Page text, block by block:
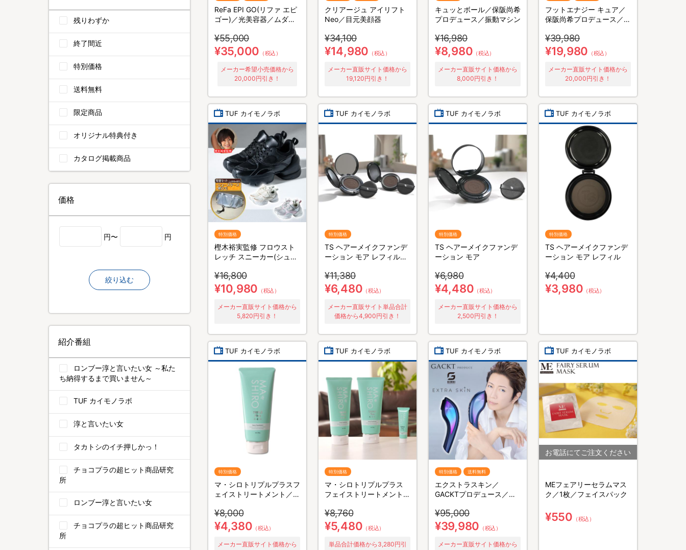
ReFa EPI GO(リファ エピ
ゴー)／光美容器／ムダ毛
¥55,000
¥35,000 （税込）
メーカー希望小売価格から
20,000円引き！
クリアージュ アイリフト
Neo／目元美顔器
¥34,100
¥14,980 （税込）
メーカー直販サイト価格から
19,120円引き！
キュッとボール／保阪尚希
プロデュース／振動マシン
¥16,980
¥8,980 （税込）
メーカー直販サイト価格から
8,000円引き！
フットエナジー キュア／
保阪尚希プロデュース／足
¥39,980
¥19,980 （税込）
メーカー直販サイト価格から
20,000円引き！
TUF カイモノラボ
特別価格
樫木裕実監修 フロウスト
レッチ スニーカー(シュー
¥16,800
¥10,980 （税込）
メーカー直販サイト価格から
5,820円引き！
TUF カイモノラボ
特別価格
TS ヘアーメイクファンデ
ーション モア レフィル付
¥11,380
¥6,480 （税込）
メーカー直販サイト単品合計
価格から4,900円引き！
TUF カイモノラボ
特別価格
TS ヘアーメイクファンデ
ーション モア
¥6,980
¥4,480 （税込）
メーカー直販サイト価格から
2,500円引き！
TUF カイモノラボ
特別価格
TS ヘアーメイクファンデ
ーション モア レフィル
¥4,400
¥3,980 （税込）
TUF カイモノラボ
特別価格
マ・シロトリプルプラスフ
ェイストリートメント／1
¥8,000
¥4,380 （税込）
メーカー直販サイト価格から
TUF カイモノラボ
特別価格
マ・シロトリプルプラス
フェイストリートメント／
トリプルプラス20g付き)
¥8,760
¥5,480 （税込）
単品合計価格から3,280円引
TUF カイモノラボ
特別価格 送料無料
エクストラスキン／
GACKTプロデュース／ム
¥95,000
¥39,980 （税込）
メーカー直販サイト価格から
TUF カイモノラボ
MEフェアリーセラムマス
ク／1枚／フェイスパック
¥550 （税込）
残りわずか
終了間近
特別価格
送料無料
限定商品
オリジナル特典付き
カタログ掲載商品
価格
円〜 円
絞り込む
紹介番組
ロンブー淳と言いたい女 ～私た
ち納得するまで買いません～
TUF カイモノラボ
淳と言いたい女
タカトシのイチ押しかっ！
チョコプラの超ヒット商品研究
所
ロンブー淳と言いたい女
チョコプラの超ヒット商品研究
所